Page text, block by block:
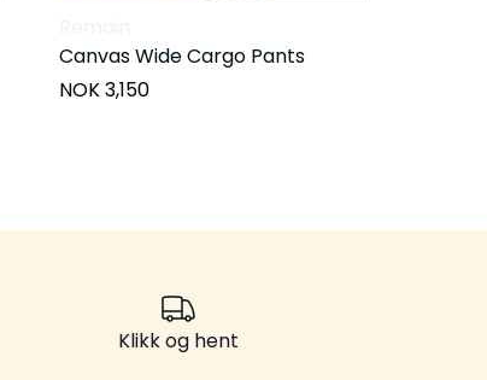
Canvas Wide Cargo Pants
NOK 3,150
Klikk og hent